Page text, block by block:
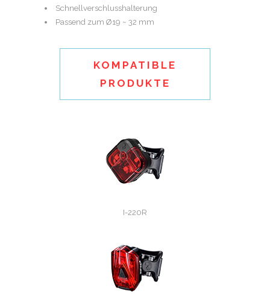
Schnellverschlusshalterung
Passend zum Ø19 ~ 32 mm
KOMPATIBLE
PRODUKTE
I-220R